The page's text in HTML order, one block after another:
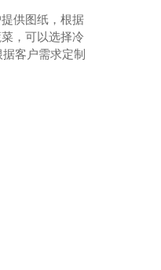
供图纸，根据
，可以选择冷
客户需求定制